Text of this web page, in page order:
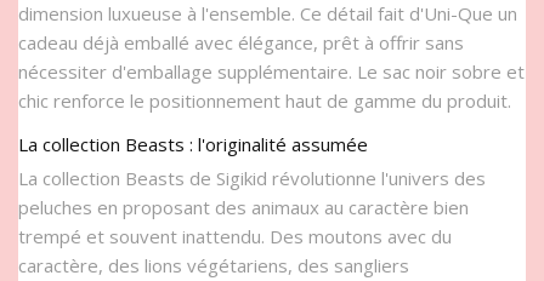
dimension luxueuse à l'ensemble. Ce détail fait d'Uni-Que un
cadeau déjà emballé avec élégance, prêt à offrir sans
nécessiter d'emballage supplémentaire. Le sac noir sobre et
chic renforce le positionnement haut de gamme du produit.
La collection Beasts : l'originalité assumée
La collection Beasts de Sigikid révolutionne l'univers des
peluches en proposant des animaux au caractère bien
trempé et souvent inattendu. Des moutons avec du
caractère, des lions végétariens, des sangliers